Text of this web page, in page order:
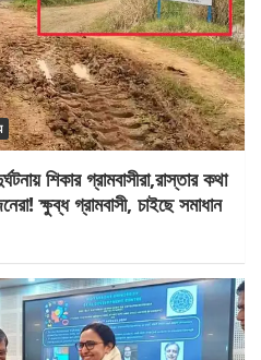
শিকার গ্রামবাসীরা,রাস্তার কথা
ক্ষুব্ধ গ্রামবাসী, চাইছে সমাধান